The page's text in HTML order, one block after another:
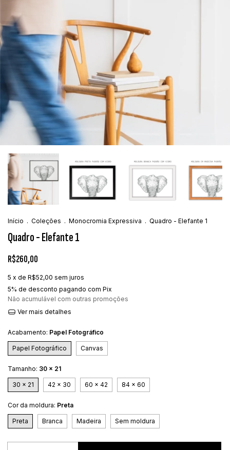
Início . Coleções . Monocromia Expressiva . Quadro - Elefante 1
Quadro - Elefante 1
R$260,00
5 x de R$52,00 sem juros
5% de desconto pagando com Pix
Não acumulável com outras promoções
Ver mais detalhes
Acabamento: Papel Fotográfico
Papel Fotográfico Canvas
Tamanho: 30 x 21
30 x 21 42 x 30 60 x 42 84 x 60
Cor da moldura: Preta
Preta Branca Madeira Sem moldura